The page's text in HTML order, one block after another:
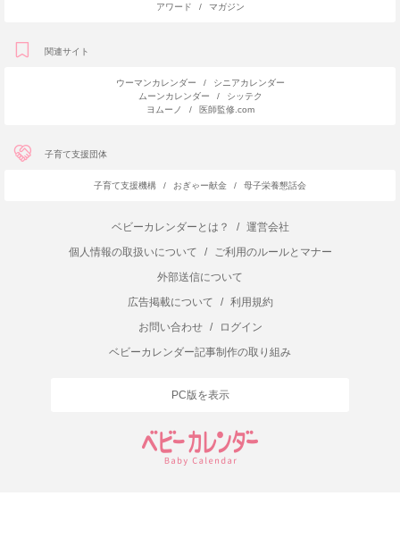
アワード
/ マガジン
関連サイト
ウーマンカレンダー /
シニアカレンダー
ムーンカレンダー
/
シッテク
ヨムーノ
/ 医師監修.com
子育て支援団体
子育て支援機構 / おぎゃー献金 / 母子栄養懇話会
ベビーカレンダーとは？ /
運営会社
個人情報の取扱いについて
/
ご利用のルールとマナー
外部送信について
広告掲載について
/
利用規約
お問い合わせ
/
ログイン
ベビーカレンダー記事制作の取り組み
PC版を表示